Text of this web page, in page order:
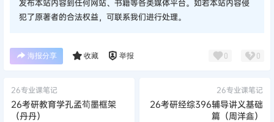
犯了原著者的合法权益，可联系我们进行处理。
海报分享 收藏 举报 0 0
26专业课笔记
26考研教育学孔孟荀墨框架
（丹丹）
26专业课笔记
26考研经综396辅导讲义基础
篇（周洋鑫）